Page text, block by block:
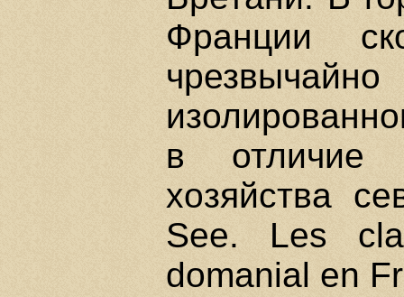
Франции
чрезвычайно
в отличие
хозяйства
See. Les
domanial en